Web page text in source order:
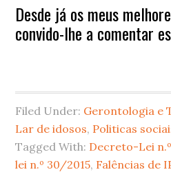
Desde já os meus
convido-lhe a comentar
Filed Under: Gerontologia e
Lar de idosos, Politicas
Tagged With: Decreto-Lei
lei n.º 30/2015, Falências de